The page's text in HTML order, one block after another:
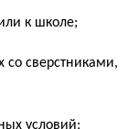
к школе;
со сверстниками,
условий;